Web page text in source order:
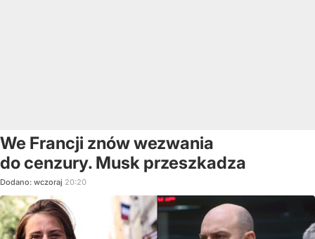
We Francji znów wezwania
do cenzury. Musk przeszkadza
Dodano: wczoraj 20:20